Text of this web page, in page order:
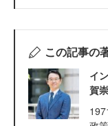
この記事の
イ
賀